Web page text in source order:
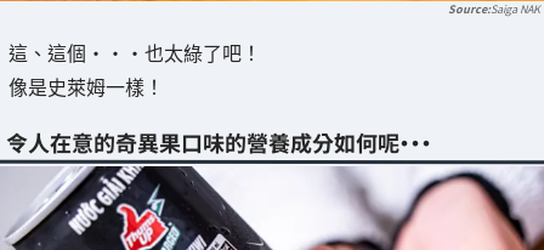
Saiga NAK
這、這個・・・也太綠了吧！
像是史萊姆一樣！
令人在意的奇異果口味的營養成分如何呢・・・